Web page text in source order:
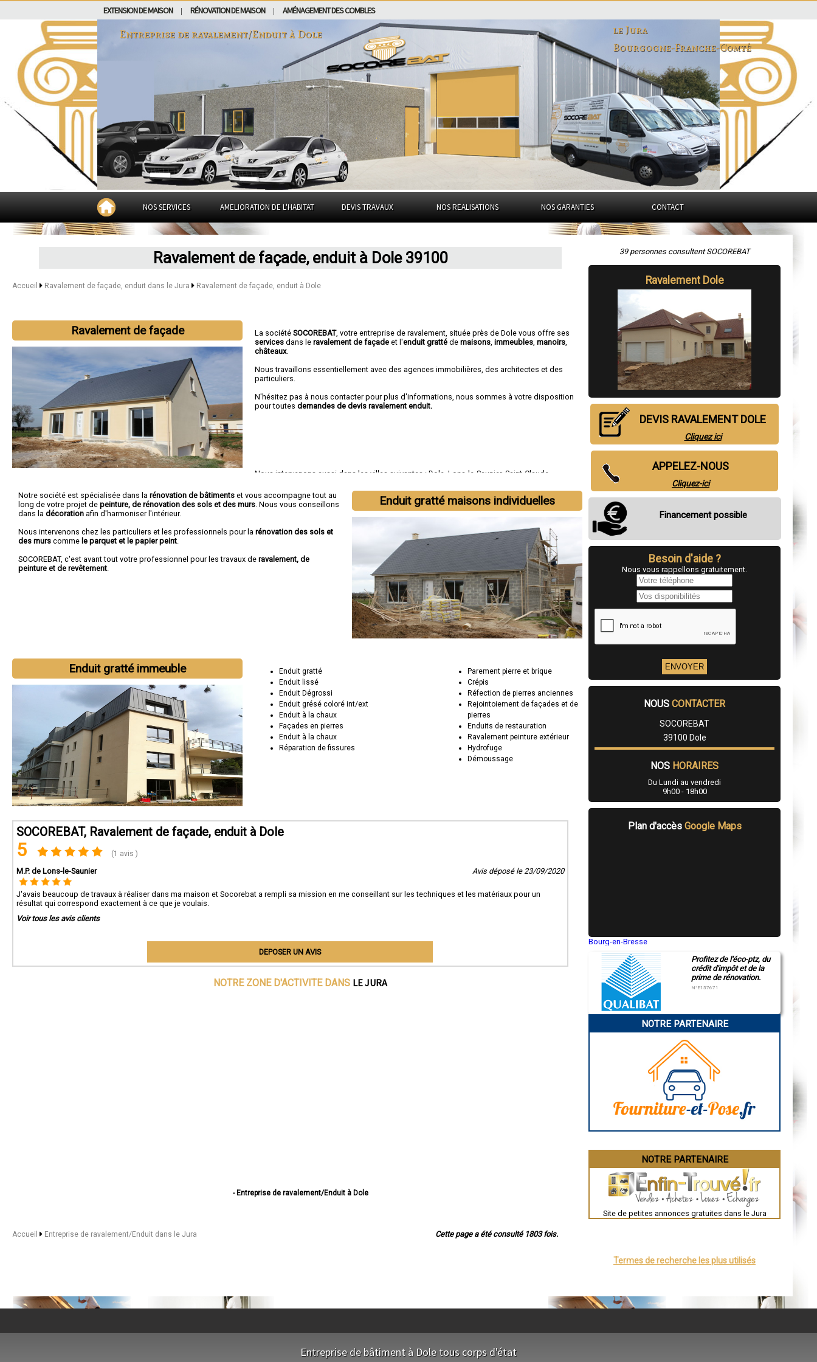
EXTENSION DE MAISON RÉNOVATION DE MAISON AMÉNAGEMENT DES COMBLES
Entreprise de ravalement/Enduit àDole
le Jura
Bourgogne-Franche-Comté
NOS SERVICES AMELIORATION DE L'HABITAT DEVIS TRAVAUX NOS REALISATIONS NOS GARANTIES CONTACT
Ravalement de façade, enduit à Dole 39100
Accueil Ravalement de façade, enduit dans le Jura Ravalement de façade, enduit à Dole
Ravalement de façade La sociétéSOCOREBAT,votre entreprise de ravalement , située près de Dole vous offre ses
services dans leravalement de façade et l'enduit gratté demaisons ,immeubles ,manoirs
châteaux.
Nous travaillons essentiellement avec des agences immobilières, des architectes et des
particuliers.
N'hésitez pas à nous contacter pour plus d'informations, nous sommes à votre disposition
pour toutesdemandes de devis ravalement enduit.
Nous intervenons aussi dans les villes suivantes :Dole ,Lons-le-Saunier,Saint-Claude
Enduit gratté maisons individuelles
Notre société est spécialisée dans la rénovation de bâtiments et vous accompagne tout au
long de votre projet de peinture, de rénovation des sols et des murs. Nous vous conseillons
dans la décoration afin d'harmoniser l'intérieur.
Nous intervenons chez les particuliers et les professionnels pour la rénovation des sols et
des murs comme le parquet et le papier peint.
SOCOREBAT, c'est avant tout votre professionnel pour les travaux de ravalement, de
peinture et de revêtement.
Enduit gratté immeuble
Enduit gratté
Enduit lissé
Enduit Dégrossi
Enduit grésé coloré int/ext
Enduit à la chaux
Façades en pierres
Enduit à la chaux
Réparation de fissures
Parement pierre et brique
Crépis
Réfection de pierres anciennes
Rejointoiement de façades et de
pierres
Enduits de restauration
Ravalement peinture extérieur
Hydrofuge
Démoussage
SOCOREBAT, Ravalement de façade, enduit à Dole
5 (1 avis )
M.P. de Lons-le-Saunier Avis déposé le 23/09/2020
J'avais beaucoup de travaux à réaliser dans ma maison et Socorebat a rempli sa mission en me conseillant sur les techniques et les matériaux pour un
résultat qui correspond exactement à ce que je voulais.
Voir tous les avis clients
DEPOSER UN AVIS
NOTRE ZONE D'ACTIVITE DANS LE JURA
- Entreprise de ravalement/Enduit à Dole
- Entreprise de ravalement/Enduit à Rousses
- Entreprise de ravalement/Enduit à Saint-Amour
- Entreprise de ravalement/Enduit à Morbier
- Entreprise de ravalement/Enduit à Saint-Lupicin
Cette page a été consulté 1803 fois.
Accueil Entreprise de ravalement/Enduit dans le Jura
39 personnes consultent SOCOREBAT
Ravalement Dole
DEVIS RAVALEMENT DOLE
Cliquez ici
APPELEZ-NOUS
Cliquez-ici
Financement possible
Besoin d'aide ?
Nous vous rappellons gratuitement.
NOUS CONTACTER
SOCOREBAT
39100 Dole
NOS HORAIRES
Du Lundi au vendredi
9h00 - 18h00
Plan d'accès Google Maps
Bourg-en-Bresse
Montluçon
Manosque
Gap
Charleville-Mézières
Pamiers
Narbonne
Brive-la-Gaillarde
Guéret
Besançon
Évreux
Chartres
Nîmes
Auch
Blois
Saint-Étienne
Orléans
Profitez de l'éco-ptz, du
crédit d'impôt et de la
prime de rénovation.
N°E157671
NOTRE PARTENAIRE
NOTRE PARTENAIRE
Site de petites annonces gratuites dans le Jura
Termes de recherche les plus utilisés
Entreprise de bâtiment à Dole tous corps d'état